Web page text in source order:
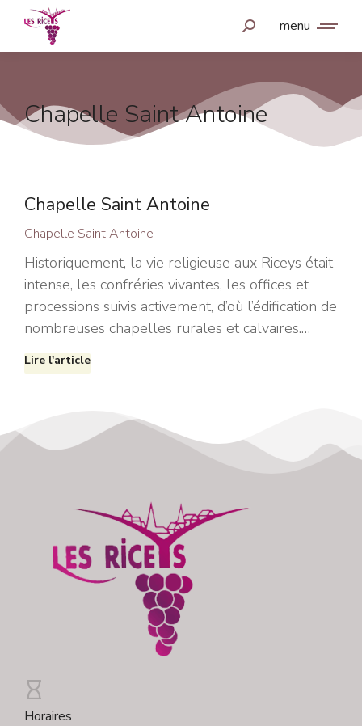
menu
Chapelle Saint Antoine
Chapelle Saint Antoine
Chapelle Saint Antoine
Historiquement, la vie religieuse aux Riceys était
intense, les confréries vivantes, les offices et
processions suivis activement, d’où l’édification de
nombreuses chapelles rurales et calvaires.…
Lire l'article
Horaires